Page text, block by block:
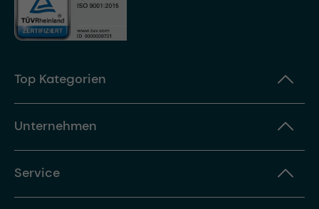
Top Kategorien
Unternehmen
Service